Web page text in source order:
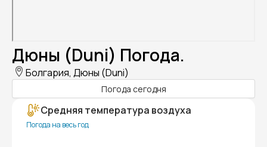
Дюны (Duni) Погода.
Болгария, Дюны (Duni)
Погода сегодня
Средняя температура воздуха
Погода на весь год